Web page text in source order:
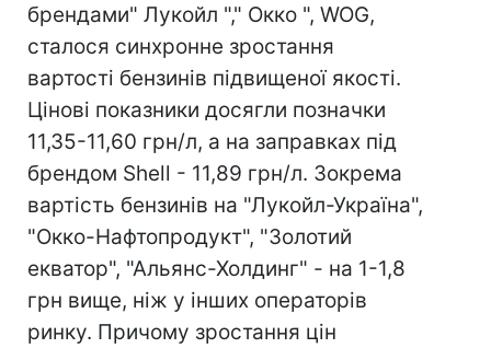
брендами" Лукойл "," Окко ", WOG,
сталося синхронне зростання
вартості бензинів підвищеної якості.
Цінові показники досягли позначки
11,35-11,60 грн/л, а на заправках під
брендом Shell - 11,89 грн/л. Зокрема
вартість бензинів на "Лукойл-Україна",
"Окко-Нафтопродукт", "Золотий
екватор", "Альянс-Холдинг" - на 1-1,8
грн вище, ніж у інших операторів
ринку. Причому зростання цін